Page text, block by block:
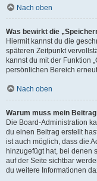
Nach oben
Was bewirkt die
Hiermit kannst du die
späteren Zeitpunkt
kannst du mit der Funktion
persönlichen Bereich
Nach oben
Warum muss mein
Die Board-Administration
du einen Beitrag erstellt
ist auch möglich, dass die
hinzugefügt hat, bei denen
auf der Seite sichtbar
du weitere Informationen